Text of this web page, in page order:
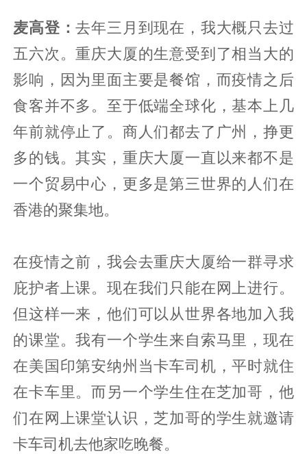
麦高登：去年三月到现在，我大概只去过
五六次。重庆大厦的生意受到了相当大的
影响，因为里面主要是餐馆，而疫情之后
食客并不多。至于低端全球化，基本上几
年前就停止了。商人们都去了广州，挣更
多的钱。其实，重庆大厦一直以来都不是
一个贸易中心，更多是第三世界的人们在
香港的聚集地。
在疫情之前，我会去重庆大厦给一群寻求
庇护者上课。现在我们只能在网上进行。
但这样一来，他们可以从世界各地加入我
的课堂。我有一个学生来自索马里，现在
在美国印第安纳州当卡车司机，平时就住
在卡车里。而另一个学生住在芝加哥，他
们在网上课堂认识，芝加哥的学生就邀请
卡车司机去他家吃晚餐。